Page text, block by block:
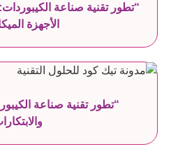
“تطور تقنية صناعة
الأجهزة
“تطور تقنية صناعة